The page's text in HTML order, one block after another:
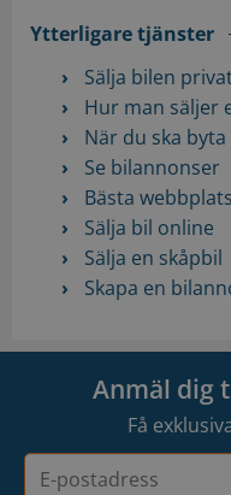
Ytterligare tjänster
Sälja bilen
Hur man säljer
När du ska byta
Se bilannonser
Bästa
Sälja bil online
Sälja en skåpbil
Skapa en
Anmäl dig
Få